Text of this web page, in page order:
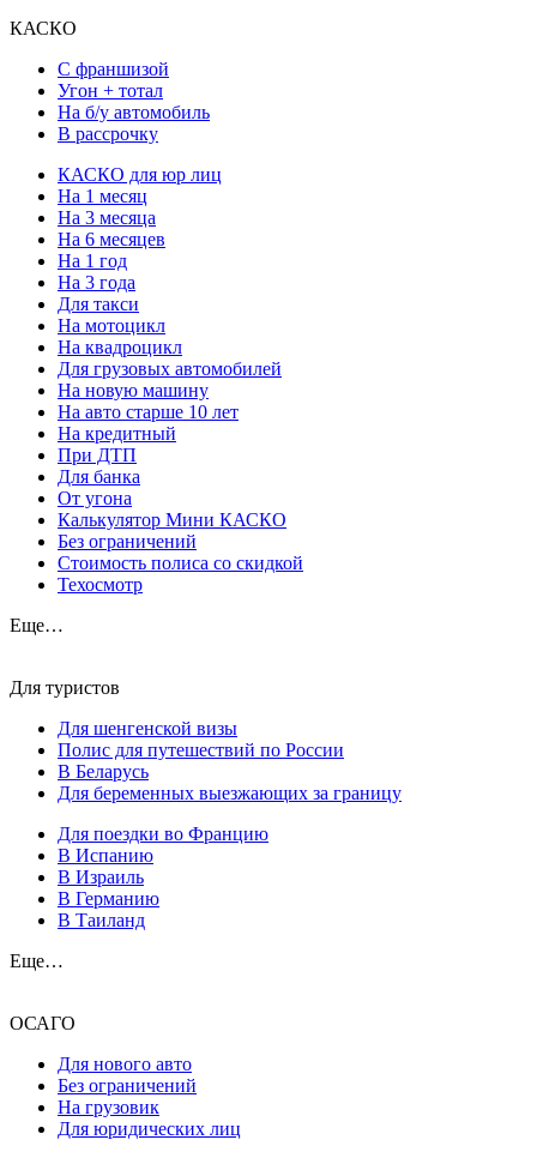
КАСКО
С франшизой
Угон + тотал
На б/у автомобиль
В рассрочку
КАСКО для юр лиц
На 1 месяц
На 3 месяца
На 6 месяцев
На 1 год
На 3 года
Для такси
На мотоцикл
На квадроцикл
Для грузовых автомобилей
На новую машину
На авто старше 10 лет
На кредитный
При ДТП
Для банка
От угона
Калькулятор Мини КАСКО
Без ограничений
Стоимость полиса со скидкой
Техосмотр
Еще…
Для туристов
Для шенгенской визы
Полис для путешествий по России
В Беларусь
Для беременных выезжающих за границу
Для поездки во Францию
В Испанию
В Израиль
В Германию
В Таиланд
Еще…
ОСАГО
Для нового авто
Без ограничений
На грузовик
Для юридических лиц